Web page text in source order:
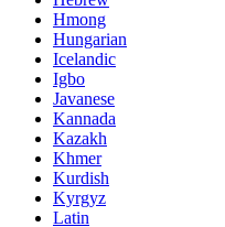
Hmong
Hungarian
Icelandic
Igbo
Javanese
Kannada
Kazakh
Khmer
Kurdish
Kyrgyz
Latin